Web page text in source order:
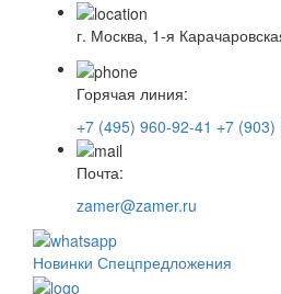
г. Москва, 1-я
Горячая линия:
+7 (495) 960-92-41 +7 (903)
Почта:
zamer@zamer.ru
Новинки Спецпредложения